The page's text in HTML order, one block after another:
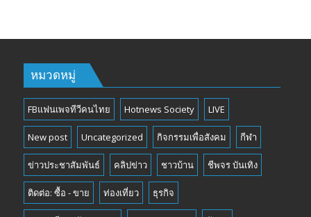
หมวดหมู่
FBแฟนเพจทีวีคนไทย Hotnews Society LIVE
New post Uncategorized กิจกรรมเพื่อสังคม กีฬา
ข่าวประชาสัมพันธ์ คลิปข่าว ชาวบ้าน ชีพจร บันเทิง
ติดต่อ: ซื้อ - ขาย ท่องเที่ยว ธุรกิจ